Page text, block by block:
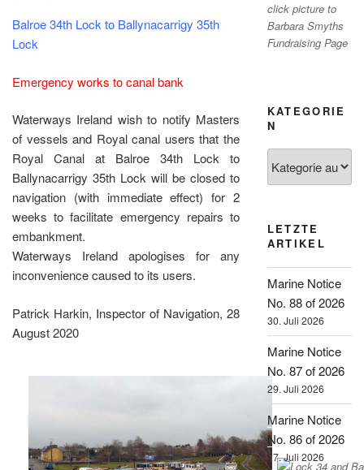
Balroe 34th Lock to Ballynacarrigy 35th
Lock
Emergency works to canal bank
Waterways Ireland wish to notify Masters
of vessels and Royal canal users that the
Royal Canal at Balroe 34th Lock to
Ballynacarrigy 35th Lock will be closed to
navigation (with immediate effect) for 2
weeks to facilitate emergency repairs to
embankment.
Waterways Ireland apologises for any
inconvenience caused to its users.
Patrick Harkin, Inspector of Navigation, 28
August 2020
click picture to
Barbara Smyths
Fundraising Page
KATEGORIE
N
LETZTE
ARTIKEL
Marine Notice
No. 88 of 2026
30. Juli 2026
Marine Notice
No. 87 of 2026
29. Juli 2026
Marine Notice
No. 86 of 2026
27. Juli 2026